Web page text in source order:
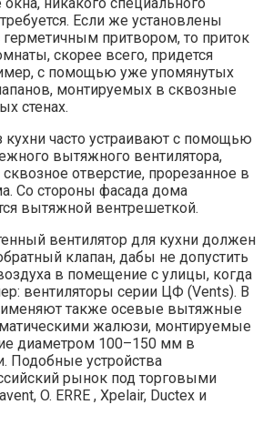
Если же установлены
притвором, то приток
скорее всего, придется
с помощью уже упомянутых
монтируемых в сквозные
стенах.
кухни часто устраивают с помощью
вытяжного вентилятора,
отверстие, прорезанное в
Со стороны фасада дома
вытяжной вентрешеткой.
вентилятор для кухни должен
клапан, дабы не допустить
в помещение с улицы, когда
вентиляторы серии ЦФ (Vents). В
также осевые вытяжные
жалюзи, монтируемые
диаметром 100–150 мм в
Подобные устройства
рынок под торговыми
O. ERRE , Xpelair, Ductex и